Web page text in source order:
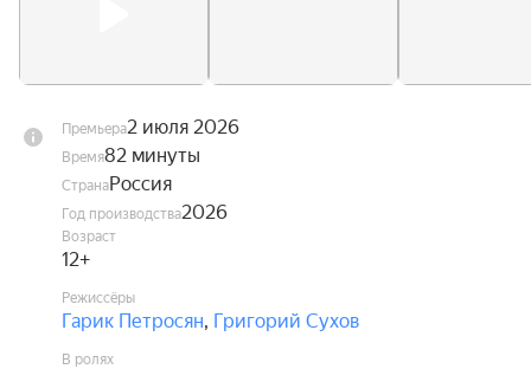
Премьера2 июля 2026
Время82 минуты
СтранаРоссия
Год производства2026
Возраст
12+
Режиссёры
Гарик Петросян, Григорий Сухов
В ролях